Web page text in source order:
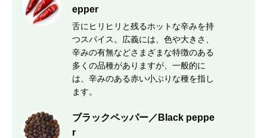
epper
舌にヒリヒリと残るホットな辛みを持
つスパイス。広義には、色や大きさ、
辛みの有無などさまざまな特徴のある
多くの品種がありますが、一般的に
は、辛みのある赤い小ぶりな種を指し
ます。
ブラックペッパー／Black peppe
r